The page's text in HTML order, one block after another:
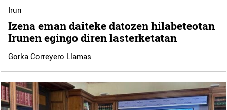
Irun
Izena eman daiteke datozen hilabeteotan
Irunen egingo diren lasterketatan
Gorka Correyero Llamas